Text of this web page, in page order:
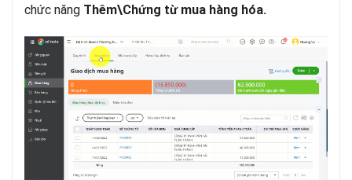
chức năng Thêm\Chứng từ mua hàng hóa.